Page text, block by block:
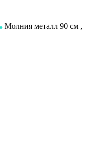
Молния металл 90 см ,